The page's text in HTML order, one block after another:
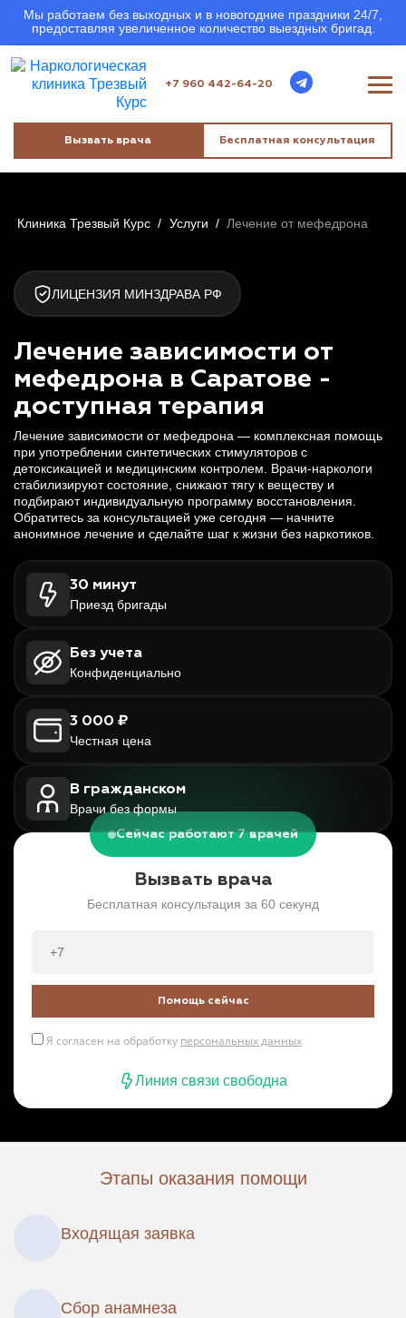
Мы работаем без выходных и в новогодние праздники 24/7,
предоставляя увеличенное количество выездных бригад.
+7 960 442-64-20
Вызвать врача Бесплатная консультация
Клиника Трезвый Курс / Услуги / Лечение от мефедрона
ЛИЦЕНЗИЯ МИНЗДРАВА РФ
Лечение зависимости от
мефедрона в Саратове -
доступная терапия
Лечение зависимости от мефедрона — комплексная помощь
при употреблении синтетических стимуляторов с
детоксикацией и медицинским контролем. Врачи-наркологи
стабилизируют состояние, снижают тягу к веществу и
подбирают индивидуальную программу восстановления.
Обратитесь за консультацией уже сегодня — начните
анонимное лечение и сделайте шаг к жизни без наркотиков.
30 минут
Приезд бригады
Без учета
Конфиденциально
3 000 ₽
Честная цена
В гражданском
Врачи без формы
Сейчас работают 7 врачей
Вызвать врача
Бесплатная консультация за 60 секунд
Помощь сейчас
Я согласен на обработку персональных данных
Линия связи свободна
Этапы оказания помощи
Входящая заявка
Сбор анамнеза